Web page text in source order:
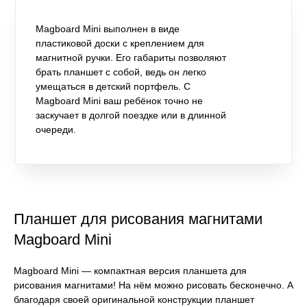
Magboard Mini выполнен в виде
пластиковой доски с креплением для
магнитной ручки. Его габариты позволяют
брать планшет с собой, ведь он легко
умещаться в детский портфель. С
Magboard Mini ваш ребёнок точно не
заскучает в долгой поездке или в длинной
очереди.
Планшет для рисования магнитами
Magboard Mini
Magboard Mini — компактная версия планшета для
рисования магнитами! На нём можно рисовать бесконечно. А
благодаря своей оригинальной конструкции планшет